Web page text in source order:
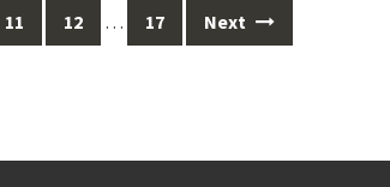
11 12 … 17 Next